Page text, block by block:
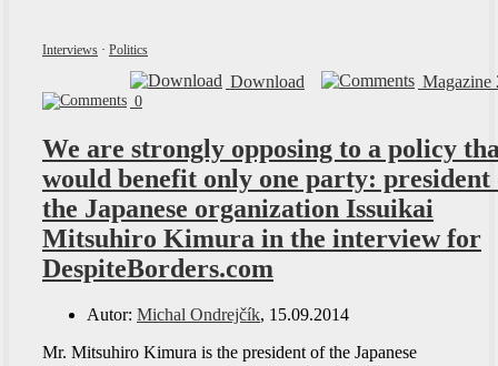
Interviews · Politics
Magazine
Download
0
We are strongly opposing to a policy
would benefit only one party: president
the Japanese organization Issuikai
Mitsuhiro Kimura in the interview for
DespiteBorders.com
Autor: Michal Ondrejčík, 15.09.2014
Mr. Mitsuhiro Kimura is the president of the Japanese